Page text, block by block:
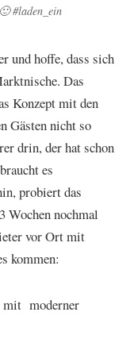
#laden_ein
und hoffe, dass sich
Das
Konzept mit den
Gästen nicht so
drin, der hat schon
es
probiert das
Wochen nochmal
vor Ort mit
kommen:
mit moderner